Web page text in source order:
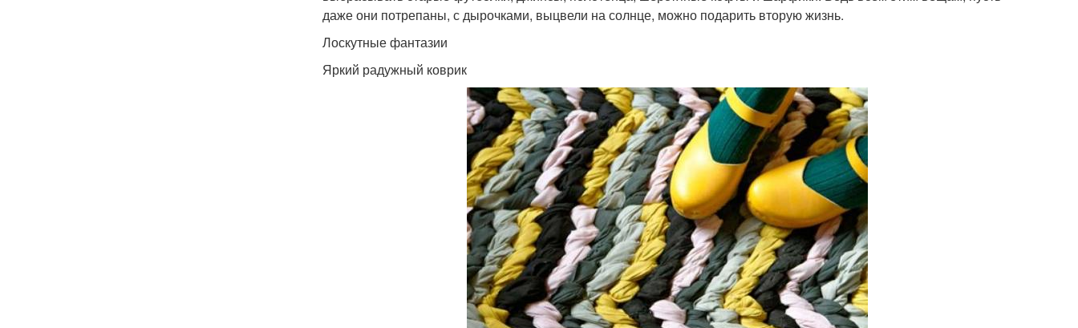
даже они потрепаны, с дырочками, выцвели на солнце, можно подарить вторую жизнь.
Лоскутные фантазии
Яркий радужный коврик